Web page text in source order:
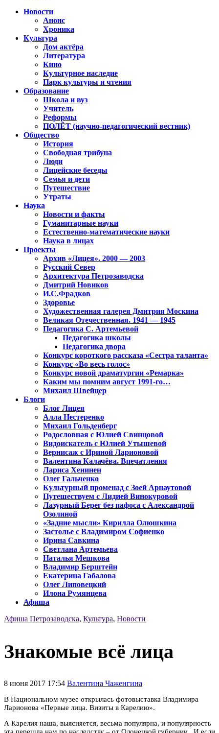
Новости
Анонс
Хроника
Культура
Дом актёра
Литература
Кино
Культурное наследие
Парк культуры и чтения
Образование
Школа и вуз
Учитель
Реформы
ПОЛЁТ (научно-педагогический вестник)
Общество
История
Свободная трибуна
Люди
Лицейские беседы
Семья и дети
Путешествие
Утраты
Наука
Новости и факты
Гуманитарные науки
Естественно-математические науки
Наука в лицах
Проекты
Архив «Лицея». 2000 — 2003
Русский Север
Архитектура Петрозаводска
Дмитрий Новиков
И.С.Фрадков
Здоровье
Художественная галерея Дмитрия Москина
Великая Отечественная. 1941 — 1945
Педагогика С. Артемьевой
Педагогика школы
Педагогика двора
Конкурс короткого рассказа «Сестра таланта»
Конкурс «Во весь голос»
Конкурс новой драматургии «Ремарка»
Каким мы помним август 1991-го…
Михаил Швейцер
Блоги
Блог Лицея
Алла Нестеренко
Михаил Гольденберг
Родословная с Юлией Свинцовой
Видоискатель с Юлией Утышевой
Вернисаж с Ириной Ларионовой
Валентина Калачёва. Впечатления
Лариса Хенинен
Олег Гальченко
Культурный променад с Зоей Арнаутовой
Путешествуем с Лидией Винокуровой
Лазурный Берег без пафоса с Александрой
Озолиной
«Задние мысли» Кирилла Олюшкина
Застолье с Владимиром Софиенко
Ирина Савкина
Светлана Артемьева
Наталья Мешкова
Владимир Берштейн
Екатерина Габалова
Олег Липовецкий
Илона Румянцева
Афиша
Афиша Петрозаводска, Культура, Новости
Знакомые всё лица
8 июня 2017 17:54 Валентина Чаженгина
В Национальном музее открылась фотовыставка Владимира
Ларионова «Первые лица. Визиты в Карелию».
А Карелия наша, выясняется, весьма популярна, и популярность